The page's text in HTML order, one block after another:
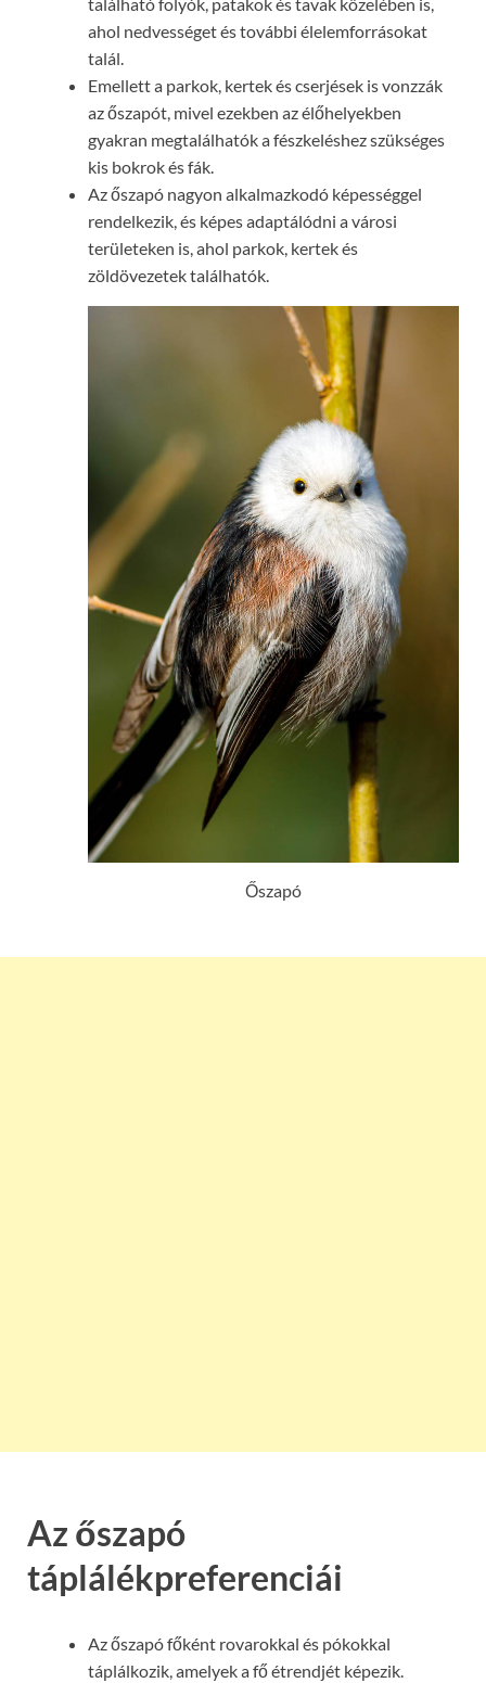
ahol nedvességet és további élelemforrásokat
talál.
Emellett a parkok, kertek és cserjések is vonzzák
az őszapót, mivel ezekben az élőhelyekben
gyakran megtalálhatók a fészkeléshez szükséges
kis bokrok és fák.
Az őszapó nagyon alkalmazkodó képességgel
rendelkezik, és képes adaptálódni a városi
területeken is, ahol parkok, kertek és
zöldövezetek találhatók.
Őszapó
Az őszapó
táplálékpreferenciái
Az őszapó főként rovarokkal és pókokkal
táplálkozik, amelyek a fő étrendjét képezik.